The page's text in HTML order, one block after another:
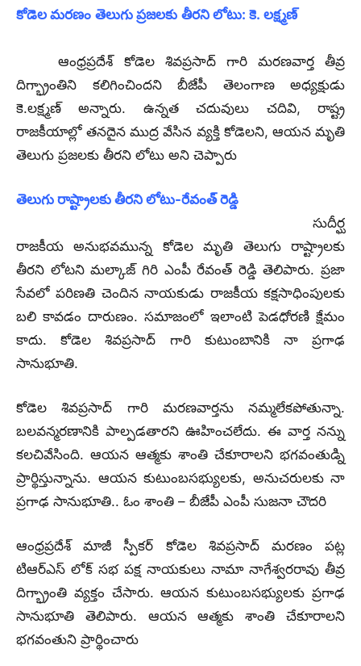
కోడెల మరణం తెలుగు ప్రజలకు తీరని లోటు: కె. లక్ష్మణ్
ఆంధ్రప్రదేశ్ కోడెల శివప్రసాద్ గారి మరణవార్త తీవ్ర
దిగ్భ్రాంతిని కలిగించిందని బీజేపీ తెలంగాణ అధ్యక్షుడు
కె.లక్ష్మణ్ అన్నారు. ఉన్నత చదువులు చదివి, రాష్ట్ర
రాజకీయాల్లో తనదైన ముద్ర వేసిన వ్యక్తి కోడెలని, ఆయన మృతి
తెలుగు ప్రజలకు తీరని లోటు అని చెప్పారు
తెలుగు రాష్ట్రాలకు తీరని లోటు-రేవంత్ రెడ్డి
సుదీర్ఘ
రాజకీయ అనుభవమున్న కోడెల మృతి తెలుగు రాష్ట్రాలకు
తీరని లోటని మల్కాజ్ గిరి ఎంపీ రేవంత్ రెడ్డి తెలిపారు. ప్రజా
సేవలో పరిణతి చెందిన నాయకుడు రాజకీయ కక్షసాధింపులకు
బలి కావడం దారుణం. సమాజంలో ఇలాంటి పెడధోరణి క్షేమం
కాదు. కోడెల శివప్రసాద్ గారి కుటుంబానికి నా ప్రగాఢ
సానుభూతి.
కోడెల శివప్రసాద్ గారి మరణవార్తను నమ్మలేకపోతున్నా.
బలవన్మరణానికి పాల్పడతారని ఊహించలేదు. ఈ వార్త నన్ను
కలచివేసింది. ఆయన ఆత్మకు శాంతి చేకూరాలని భగవంతుడ్ని
ప్రార్థిస్తున్నాను. ఆయన కుటుంబసభ్యులకు, అనుచరులకు నా
ప్రగాఢ సానుభూతి.. ఓం శాంతి – బీజేపీ ఎంపీ సుజనా చౌదరి
ఆంధ్రప్రదేశ్ మాజీ స్పీకర్ కోడెల శివప్రసాద్ మరణం పట్ల
టిఆర్ఎస్ లోక్ సభ పక్ష నాయకులు నామా నాగేశ్వరరావు తీవ్ర
దిగ్భ్రాంతి వ్యక్తం చేసారు. ఆయన కుటుంబసభ్యులకు ప్రగాఢ
సానుభూతి తెలిపారు. ఆయన ఆత్మకు శాంతి చేకూరాలని
భగవంతుని ప్రార్థించారు